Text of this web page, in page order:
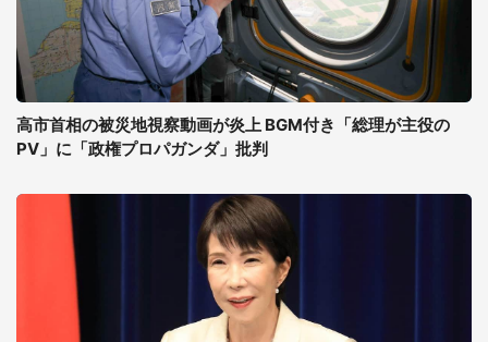
高市首相の被災地視察動画が炎上 BGM付き「総理が主役の
PV」に「政権プロパガンダ」批判